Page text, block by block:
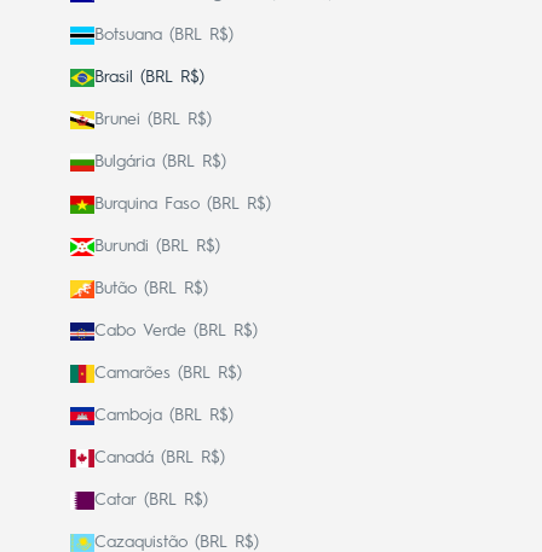
Botsuana (BRL R$)
Brasil (BRL R$)
Brunei (BRL R$)
Bulgária (BRL R$)
Burquina Faso (BRL R$)
Burundi (BRL R$)
Butão (BRL R$)
Cabo Verde (BRL R$)
Camarões (BRL R$)
Camboja (BRL R$)
Canadá (BRL R$)
Catar (BRL R$)
Cazaquistão (BRL R$)